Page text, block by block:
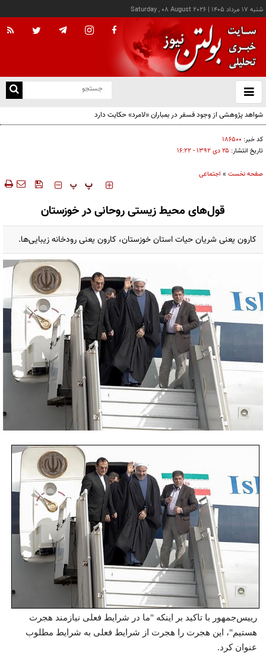
شنبه ۱۷ مرداد ۱۴۰۵ |
Saturday , 08 August 2026
باز
و
کد خبر: ۱۸۶۵۰۰
تاریخ انتشار: ۲۵ دی ۱۳۹۲ - ۱۶:۲۲
صفحه نخست » اجتماعی
‍‍‍ پ پ
قول‌های محیط زیستی روحانی در خوزستان
کارون یعنی شریان حیات استان خوزستان،‌ کارون یعنی رودخانه‌ زیبایی‌ها.
رییس‌جمهور با تاکید بر اینکه "ما در شرایط فعلی نیازمند هجرت
هستیم"، این هجرت را هجرت از شرایط فعلی به شرایط مطلوب
عنوان کرد.